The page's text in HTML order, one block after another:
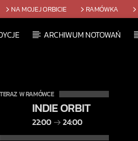
NA MOJEJ ORBICIE RAMÓWKA
ARCHIWUM NOTOWAŃ
TERAZ W RAMÓWCE
INDIE ORBIT
22:00 24:00